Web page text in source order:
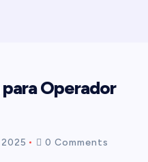
Operador
0 Comments